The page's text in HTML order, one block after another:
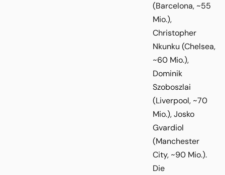
(Barcelona, ~55
Mio.),
Christopher
Nkunku (Chelsea,
~60 Mio.),
Dominik
Szoboszlai
(Liverpool, ~70
Mio.), Josko
Gvardiol
(Manchester
City, ~90 Mio.).
Die